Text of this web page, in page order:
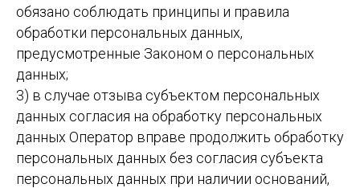
обязано соблюдать принципы и правила
обработки персональных данных,
предусмотренные Законом о персональных
данных;
3) в случае отзыва субъектом персональных
данных согласия на обработку персональных
данных Оператор вправе продолжить обработку
персональных данных без согласия субъекта
персональных данных при наличии оснований,